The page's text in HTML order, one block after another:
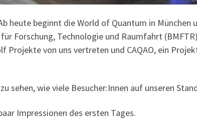
heute beginnt die World of Quantum in
Forschung, Technologie und Raumfahrt
Projekte von uns vertreten und CAQAO, ein
sehen, wie viele Besucher:Innen auf unseren
Impressionen des ersten Tages.